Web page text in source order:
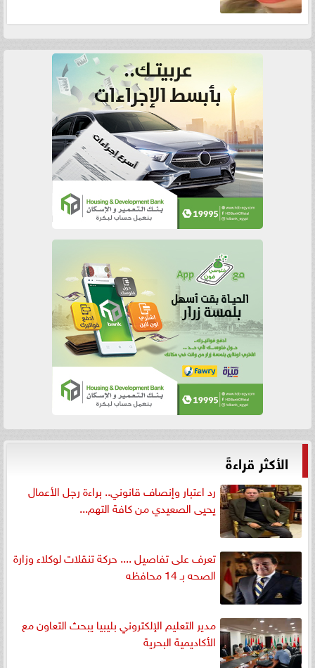
الأكثر قراءةً
رد اعتبار وإنصاف قانوني.. براءة رجل الأعمال
يحيى الصعيدي من كافة التهم...
تعرف على تفاصيل .... حركة تنقلات لوكلاء وزارة
الصحه بـ 14 محافظه
مدير التعليم الإلكتروني بليبيا يبحث التعاون مع
الأكاديمية البحرية